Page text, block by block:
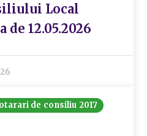
Local
de 12.05.2026
de consiliu 2017